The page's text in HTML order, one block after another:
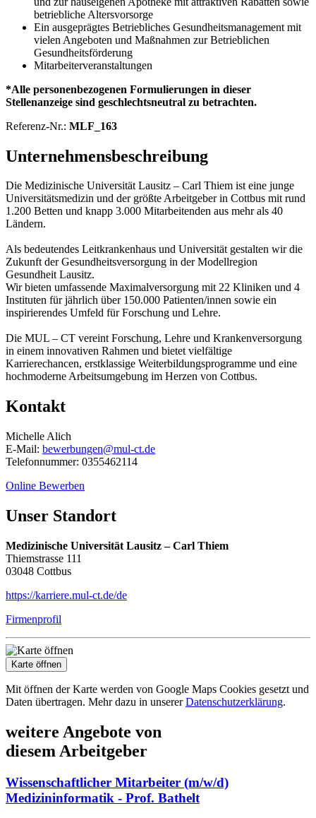
betriebliche Altersvorsorge
Ein ausgeprägtes Betriebliches Gesundheitsmanagement mit
vielen Angeboten und Maßnahmen zur Betrieblichen
Gesundheitsförderung
Mitarbeiterveranstaltungen
*Alle personenbezogenen Formulierungen in dieser
Stellenanzeige sind geschlechtsneutral zu betrachten.
Referenz-Nr.: MLF_163
Unternehmensbeschreibung
Die Medizinische Universität Lausitz – Carl Thiem ist eine junge
Universitätsmedizin und der größte Arbeitgeber in Cottbus mit rund
1.200 Betten und knapp 3.000 Mitarbeitenden aus mehr als 40
Ländern.
Als bedeutendes Leitkrankenhaus und Universität gestalten wir die
Zukunft der Gesundheitsversorgung in der Modellregion
Gesundheit Lausitz.
Wir bieten umfassende Maximalversorgung mit 22 Kliniken und 4
Instituten für jährlich über 150.000 Patienten/innen sowie ein
inspirierendes Umfeld für Forschung und Lehre.
Die MUL – CT vereint Forschung, Lehre und Krankenversorgung
in einem innovativen Rahmen und bietet vielfältige
Karrierechancen, erstklassige Weiterbildungsprogramme und eine
hochmoderne Arbeitsumgebung im Herzen von Cottbus.
Kontakt
Michelle Alich
E-Mail: bewerbungen@mul-ct.de
Telefonnummer: 0355462114
Online Bewerben
Unser Standort
Medizinische Universität Lausitz – Carl Thiem
Thiemstrasse 111
03048 Cottbus
https://karriere.mul-ct.de/de
Firmenprofil
Karte öffnen
Mit öffnen der Karte werden von Google Maps Cookies gesetzt und
Daten übertragen. Mehr dazu in unsererDatenschutzerklärung.
weitere Angebote von
diesem Arbeitgeber
Wissenschaftlicher Mitarbeiter (m/w/d)
Medizininformatik - Prof. Bathelt